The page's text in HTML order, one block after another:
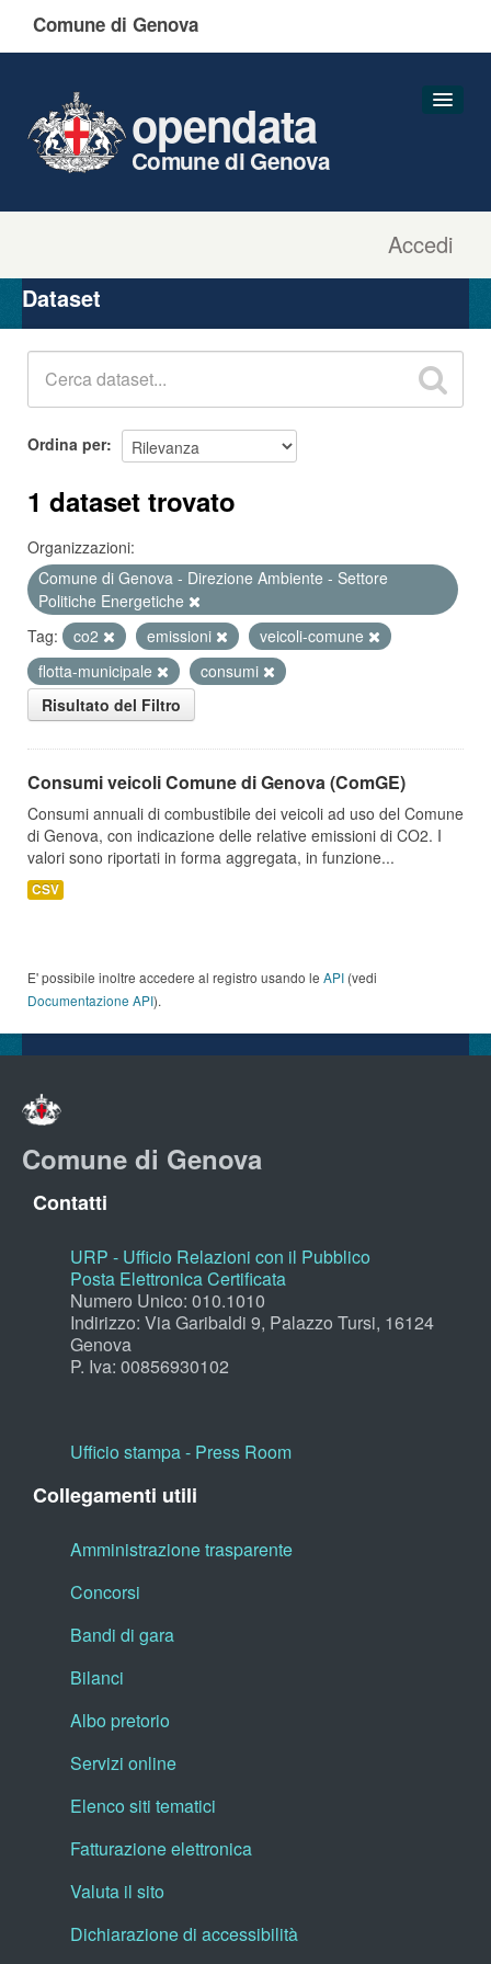
Comune di Genova
Accedi
opendata
Comune di Genova
Organizzazioni
Gruppi
Dataset
Ordina per
1 dataset trovato
Organizzazioni:
Comune di Genova - Direzione Ambiente - Settore
Politiche Energetiche
Tag:
co2 emissioni
veicoli-comune
flotta-municipale
consumi
Risultato del Filtro
Consumi veicoli Comune di Genova (ComGE)
Consumi annuali di combustibile dei veicoli ad uso del Comune
di Genova, con indicazione delle relative emissioni di CO2. I
valori sono riportati in forma aggregata, in funzione...
CSV
E' possibile inoltre accedere al registro usando le API (vedi
Documentazione API).
Comune di Genova
Contatti
URP - Ufficio Relazioni con il Pubblico
Posta Elettronica Certificata
Numero Unico: 010.1010
Indirizzo: Via Garibaldi 9, Palazzo Tursi, 16124
Genova
P. Iva: 00856930102
Ufficio stampa - Press Room
Collegamenti utili
Amministrazione trasparente
Concorsi
Bandi di gara
Bilanci
Albo pretorio
Servizi online
Elenco siti tematici
Fatturazione elettronica
Valuta il sito
Dichiarazione di accessibilità